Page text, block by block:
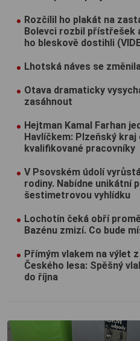
Rozčílil ho plakát na
Bolevci rozbil přístřešek
ho bleskově dostihli
Lhotská náves se
Otava dramaticky
zasáhnout
Hejtman Kamal Farhan
Havlíčkem: Plzeňský
kvalifikované pracovníky
V Psovském údolí
rodiny. Nabídne unikátní
šestimetrovou vyhlídku
Lochotín čeká obří
Bazénu zmizí. Co bude
Přímým vlakem na výlet
Českého lesa: Spěšný
do října